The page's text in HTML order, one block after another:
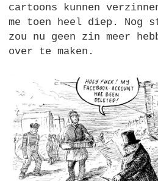
cartoons kunnen
me toen heel diep. Nog
zou nu geen zin meer
over te maken.